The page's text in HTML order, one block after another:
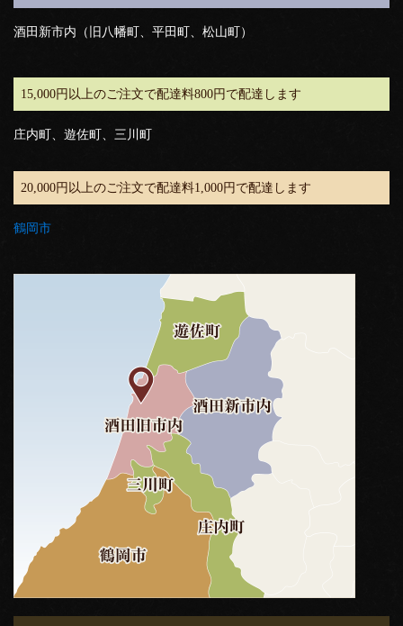
酒田新市内（旧八幡町、平田町、松山町）
15,000円以上のご注文で配達料800円で配達します
庄内町、遊佐町、三川町
20,000円以上のご注文で配達料1,000円で配達します
鶴岡市